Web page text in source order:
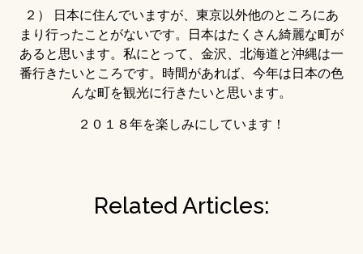
２） 日本に住んでいますが、東京以外他のところにあ
まり行ったことがないです。日本はたくさん綺麗な町が
あると思います。私にとって、金沢、北海道と沖縄は一
番行きたいところです。時間があれば、今年は日本の色
んな町を観光に行きたいと思います。
２０１８年を楽しみにしています！
Related Articles: